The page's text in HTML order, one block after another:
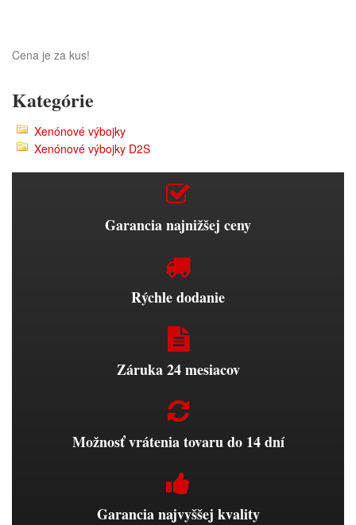
Cena je za kus!
Kategórie
Xenónové výbojky
Xenónové výbojky D2S
Garancia najnižšej ceny
Rýchle dodanie
Záruka 24 mesiacov
Možnosť vrátenia tovaru do 14 dní
Garancia najvyššej kvality